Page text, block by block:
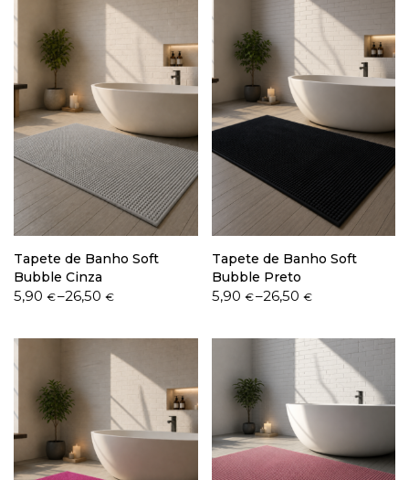
26,50 €
26,50 €
Tapete de Banho Soft
Bubble Cinza
5,90 €–26,50€
Price
26,50 €
Tapete de Banho Soft
Bubble Preto
5,90 €–26,50 €
Price